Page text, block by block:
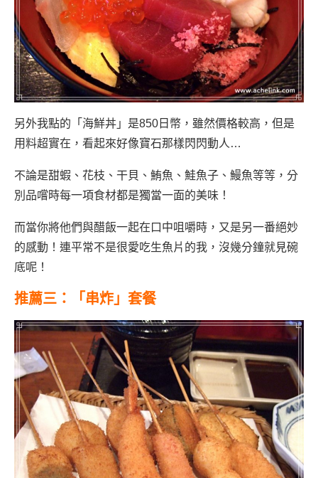
另外我點的「海鮮丼」是850日幣，雖然價格較高，但是
用料超實在，看起來好像寶石那樣閃閃動人…
不論是甜蝦、花枝、干貝、鮪魚、鮭魚子、鰻魚等等，分
別品嚐時每一項食材都是獨當一面的美味！
而當你將他們與醋飯一起在口中咀嚼時，又是另一番絕妙
的感動！連平常不是很愛吃生魚片的我，沒幾分鐘就見碗
底呢！
推薦三：「串炸」套餐